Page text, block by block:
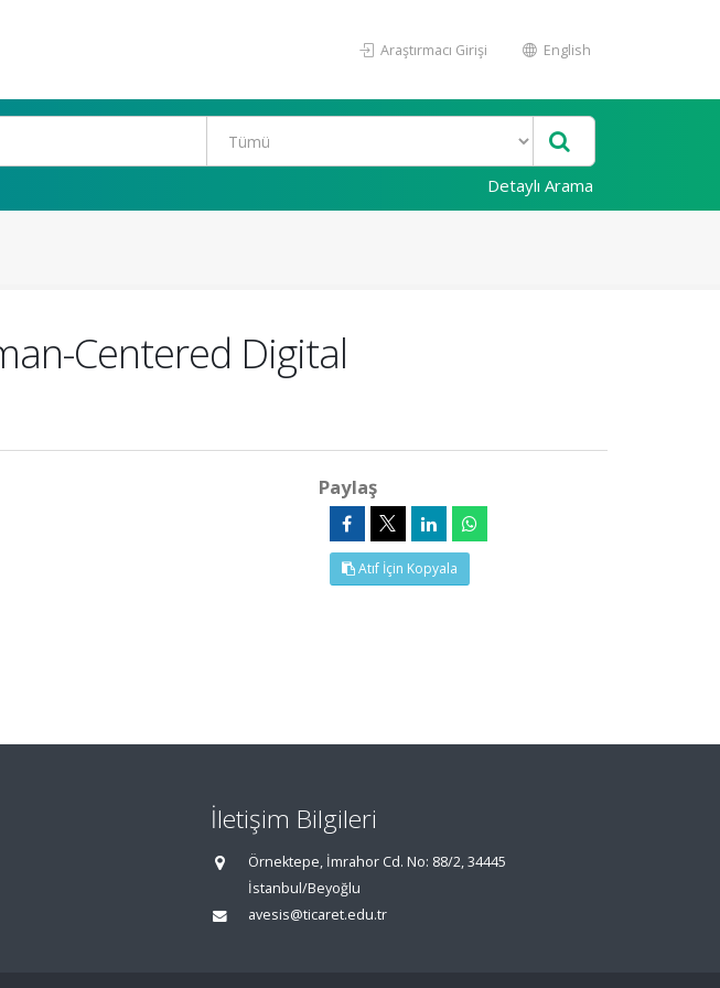
Araştırmacı Girişi English
Detaylı Arama
Centered Digital
Paylaş
Atıf İçin Kopyala
İletişim Bilgileri
Örnektepe, İmrahor Cd. No: 88/2, 34445
İstanbul/Beyoğlu
avesis@ticaret.edu.tr